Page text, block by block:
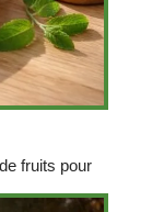
fruits pour